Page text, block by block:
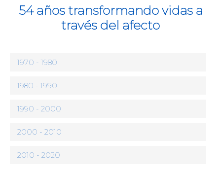
54 años transformando vidas a
través del afecto
1970 - 1980
1980 - 1990
1990 - 2000
2000 - 2010
2010 - 2020